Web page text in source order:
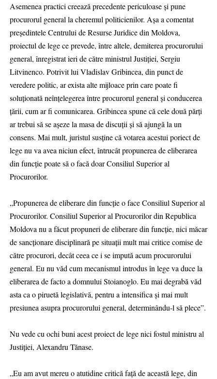
Asemenea practici creează precedente periculoase și pune
procurorul general la cheremul politicienilor. Așa a comentat
președintele Centrului de Resurse Juridice din Moldova,
proiectul de lege ce prevede, între altele, demiterea procurorului
general, înregistrat ieri de către ministrul Justiției, Sergiu
Litvinenco. Potrivit lui Vladislav Gribincea, din punct de
veredere politic, ar exista alte mijloace prin care poate fi
soluționată neînțelegerea între procurorul general și conducerea
țării, cum ar fi comunicarea. Gribincea spune că cele două părți
ar trebui să se așeze la masa de discuții și să ajungă la un
consens. Mai mult, juristul susține că votarea acestui poriect de
lege nu va avea niciun efect, întrucât propunerea de eliberarea
din funcție poate să o facă doar Consiliul Superior al
Procurorilor.
„Propunerea de eliberare din funcție o face Consiliul Superior al
Procurorilor. Consiliul Superior al Procurorilor din Republica
Moldova nu a făcut propuneri de eliberare din funcție, nici măcar
de sancționare disciplinară pe situații mult mai critice comise de
către procurori, decât ceea ce i se impută acum procurorului
general. Eu nu văd cum mecanismul introdus în lege va duce la
eliberarea de facto a domnului Stoianoglo. Eu mai degrabă văd
asta ca o piruetă legislativă, pentru a intensifica și mai mult
presiunea asupra procurorului general, determinându-l să plece”.
Nu vede cu ochi buni acest proiect de lege nici fostul ministru al
Justiției, Alexandru Tănase.
„Eu am avut mereu o atutidine critică față de această lege, din